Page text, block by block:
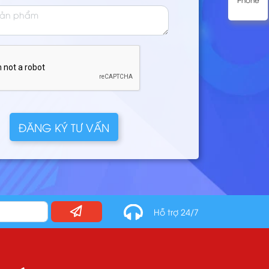
ĐĂNG KÝ TƯ VẤN
Hỗ trợ 24/7